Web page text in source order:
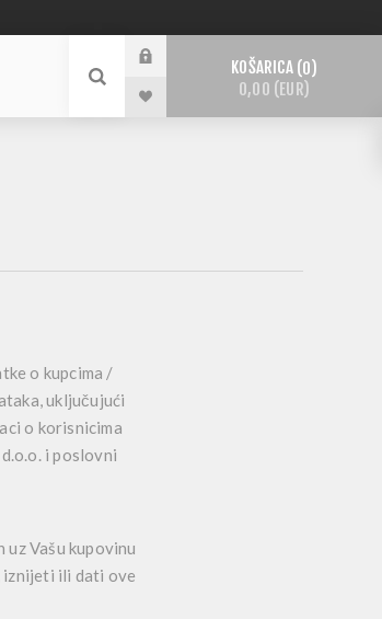
KOŠARICA 0
0,00 (EUR)
o kupcima /
uključujući
o korisnicima
i poslovni
Vašu kupovinu
iznijeti ili dati ove